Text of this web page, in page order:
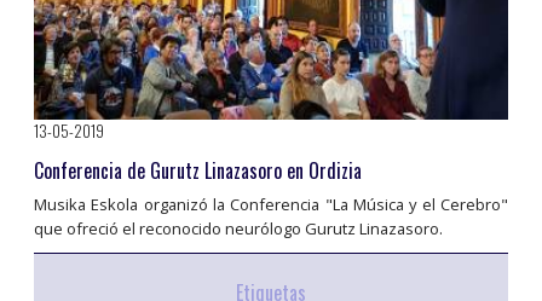
13-05-2019
Conferencia de Gurutz Linazasoro en Ordizia
Musika Eskola organizó la Conferencia "La Música y el Cerebro"
que ofreció el reconocido neurólogo Gurutz Linazasoro.
Etiquetas